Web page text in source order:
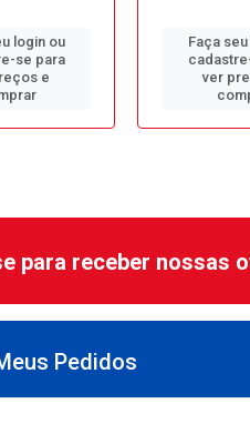
login ou
se para
e
Faça
ver
para receber nossas
Pedidos